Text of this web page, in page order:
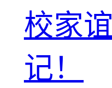
校家
记！